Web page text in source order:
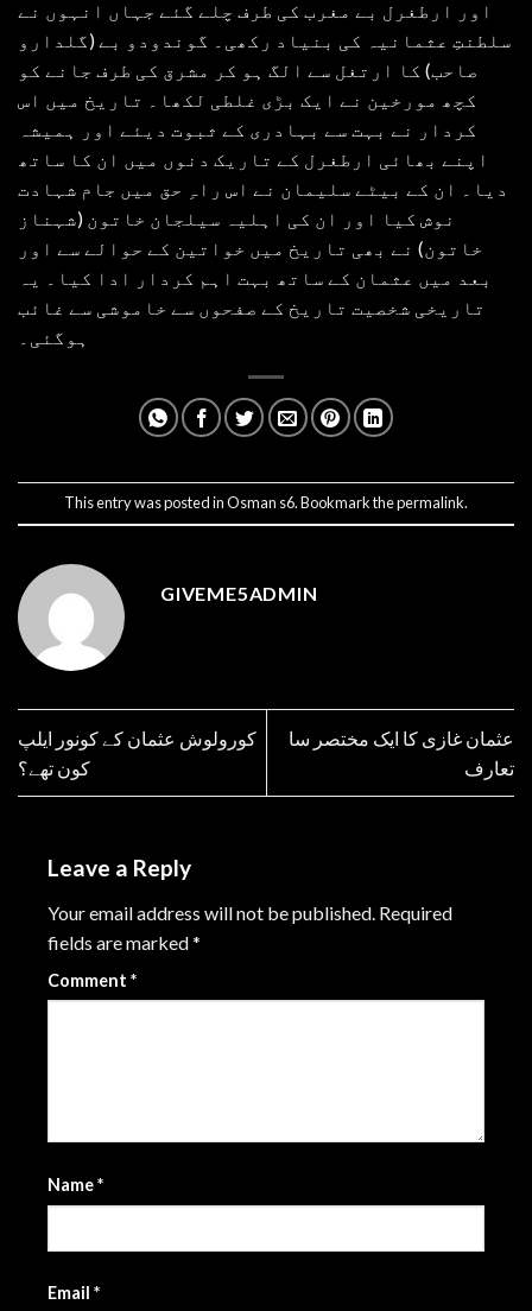
اور ارطغرل بے مغرب کی طرف چلے گئے جہاں انہوں نے
سلطنتِ عثمانیہ کی بنیاد رکھی۔ گوندودو بے (گلدارو
صاحب) کا ارتغل سے الگ ہو کر مشرق کی طرف جانے کو
کچھ مورخین نے ایک بڑی غلطی لکھا۔ تاریخ میں اس
کردار نے بہت سے بہادری کے ثبوت دیئے اور ہمیشہ
اپنے بھائی ارطغرل کے تاریک دنوں میں ان کا ساتھ
دیا۔ ان کے بیٹے سلیمان نے اس راہِ حق میں جام شہادت
نوش کیا اور ان کی اہلیہ سیلجان خاتون (شہناز
خاتون) نے بھی تاریخ میں خواتین کے حوالے سے اور
بعد میں عثمان کے ساتھ بہت اہم کردار ادا کیا۔ یہ
تاریخی شخصیت تاریخ کے صفحوں سے خاموشی سے غائب
ہوگئی۔
This entry was posted inOsman s6. Bookmark thepermalink.
GIVEME5ADMIN
کورولوش عثمان کے کونور ایلپ
کون تھے؟
عثمان غازی کا ایک مختصر سا
تعارف
Leave a Reply
Your email address will not be published. Required
fields are marked*
Comment *
Name*
Email *